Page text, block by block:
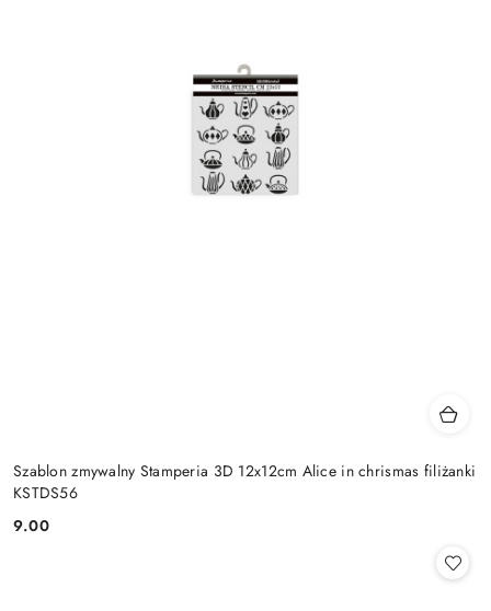
Szablon zmywalny Stamperia 3D 12x12cm Alice in chrismas filiżanki
KSTDS56
Cena:
9.00